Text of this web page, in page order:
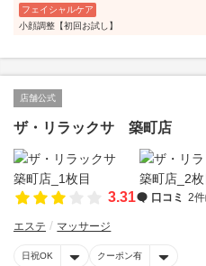
フェイシャルケア
小顔調整【初回お試し】
店舗公式
ザ・リラックサ 築町店
3.31 口コミ 2件
エステ マッサージ
日祝OK クーポン有